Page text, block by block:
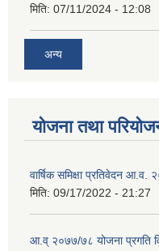
मिति: 07/11/2024 - 12:08
अन्य
योजना तथा
वार्षिक समिक्षा प्रतिवेदन आ.व.
मिति: 09/17/2022 - 21:27
आ.व् २०७७/७८ योजना प्रगति